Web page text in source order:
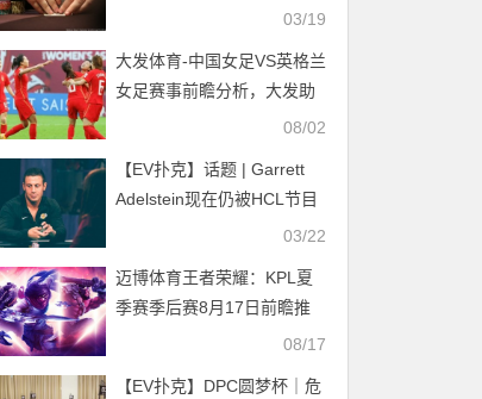
03/19
大发体育-中国女足VS英格兰
女足赛事前瞻分析，大发助
08/02
【EV扑克】话题 | Garrett
Adelstein现在仍被HCL节目
03/22
迈博体育王者荣耀：KPL夏
季赛季后赛8月17日前瞻推
08/17
【EV扑克】DPC圆梦杯｜危